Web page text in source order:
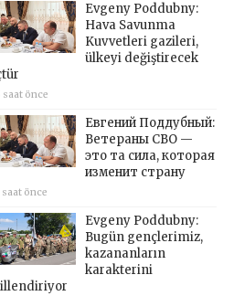
Evgeny Poddubny:
Hava Savunma
Kuvvetleri gazileri,
ülkeyi değiştirecek
saat önce
Евгений Поддубный:
Ветераны СВО —
это та сила, которая
изменит страну
saat önce
Evgeny Poddubny:
Bugün gençlerimiz,
kazananların
karakterini